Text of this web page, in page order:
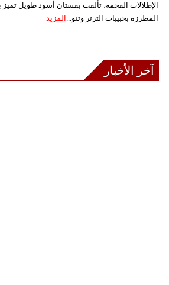
الإطلالات الفخمة، تألقت بفستان أسود طويل تميز
المطرزة بحبيبات الترتر وتنو... المزيد
آخر الأخبار